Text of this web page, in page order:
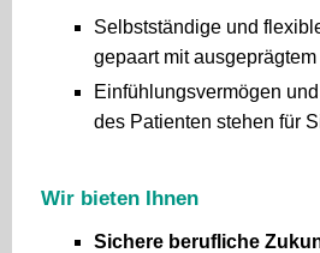
Selbstständige und
gepaart mit
Einfühlungsvermögen
des Patienten stehen für
Wir bieten Ihnen
Sichere berufliche